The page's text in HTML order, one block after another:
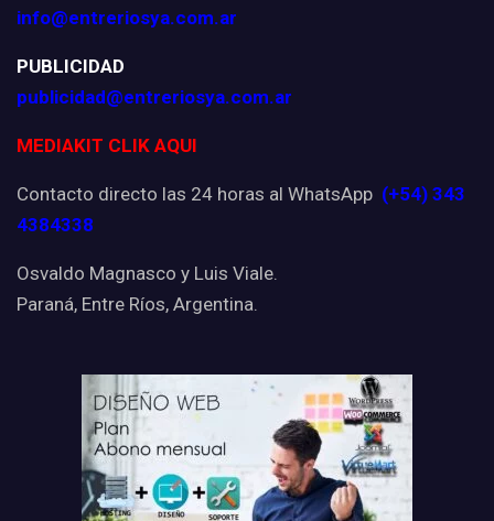
info@entreriosya.com.ar
PUBLICIDAD
publicidad@entreriosya.com.ar
MEDIAKIT CLIK AQUI
Contacto directo las 24 horas al WhatsApp (+54) 343
4384338
Osvaldo Magnasco y Luis Viale.
Paraná, Entre Ríos, Argentina.